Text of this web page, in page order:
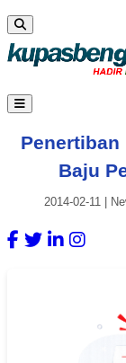
Penertiban
Baju
2014-02-11|